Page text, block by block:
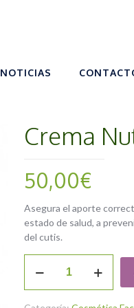
NOTICIAS
Crema
50,00€
Asegura el aporte
estado de salud, a
del cutis.
Nutritiva
200ml.
cantidad